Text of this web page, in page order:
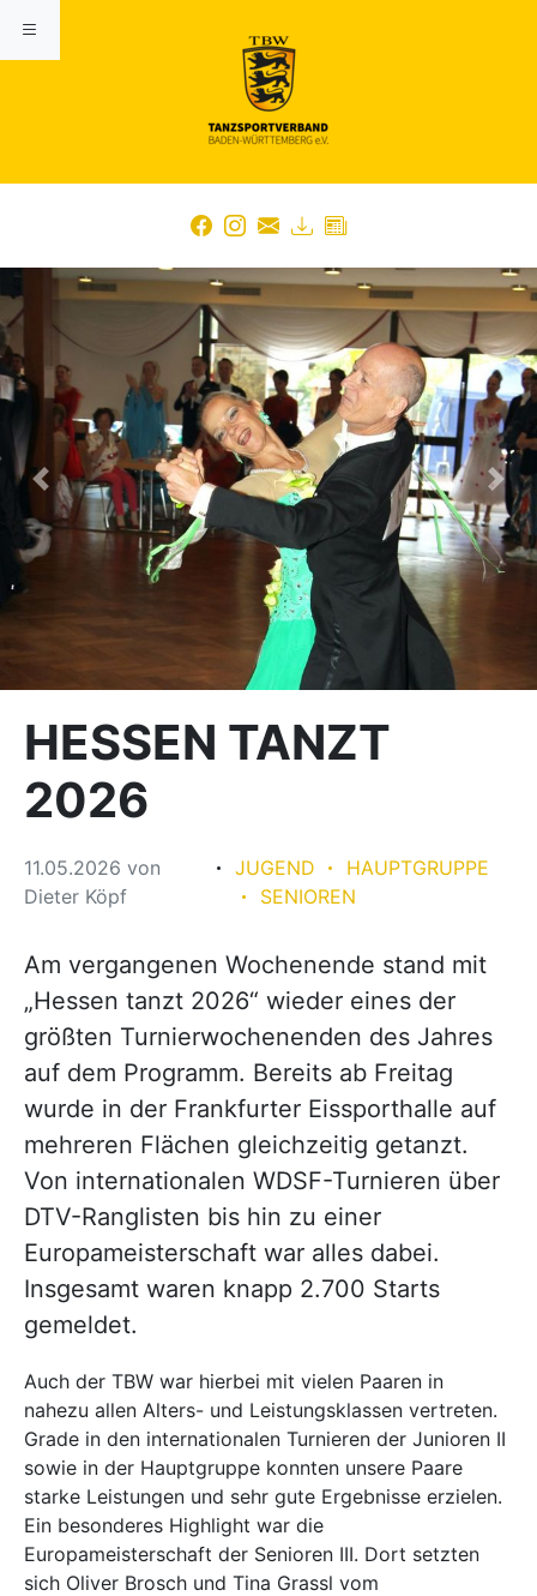
Previous Next
HESSEN TANZT
2026
11.05.2026 von
Dieter Köpf
JUGEND
HAUPTGRUPPE
SENIOREN
Am vergangenen Wochenende stand mit
„Hessen tanzt 2026“ wieder eines der
größten Turnierwochenenden des Jahres
auf dem Programm. Bereits ab Freitag
wurde in der Frankfurter Eissporthalle auf
mehreren Flächen gleichzeitig getanzt.
Von internationalen WDSF-Turnieren über
DTV-Ranglisten bis hin zu einer
Europameisterschaft war alles dabei.
Insgesamt waren knapp 2.700 Starts
gemeldet.
Auch der TBW war hierbei mit vielen Paaren in
nahezu allen Alters- und Leistungsklassen vertreten.
Grade in den internationalen Turnieren der Junioren II
sowie in der Hauptgruppe konnten unsere Paare
starke Leistungen und sehr gute Ergebnisse erzielen.
Ein besonderes Highlight war die
Europameisterschaft der Senioren III. Dort setzten
sich Oliver Brosch und Tina Grassl vom